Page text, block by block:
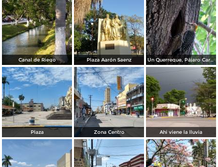
Canal de Riego Plaza Aarón Saenz Un Querreque, Pájaro Carpintero
Plaza Zona Centro Ahi viene la lluvia